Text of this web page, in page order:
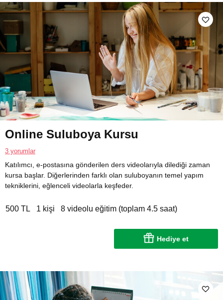
Online Suluboya Kursu
3 yorumlar
Katılımcı, e-postasına gönderilen ders videolarıyla dilediği zaman
kursa başlar. Diğerlerinden farklı olan suluboyanın temel yapım
tekniklerini, eğlenceli videolarla keşfeder.
500 TL 1 kişi 8 videolu eğitim (toplam 4.5 saat)
Hediye et